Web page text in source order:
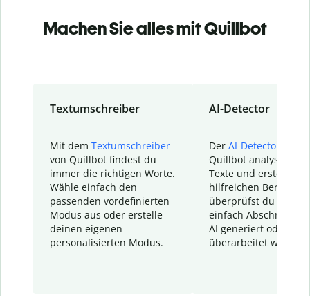
Machen Sie alles mit Quillbot
Textumschreiber
Mit dem Textumschreiber
von Quillbot findest du
immer die richtigen Worte.
Wähle einfach den
passenden vordefinierten
Modus aus oder erstelle
deinen eigenen
personalisierten Modus.
AI-Detector
Der AI-Detector
Quillbot analysiert
Texte und erstellt
hilfreichen Bericht.
überprüfst du
einfach Abschnitte,
AI generiert oder
überarbeitet wurden.